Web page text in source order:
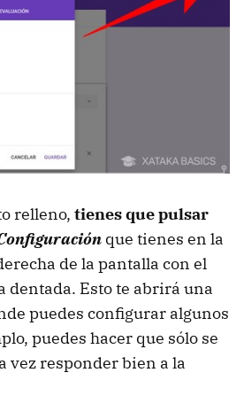
relleno, tienes que pulsar
que tienes en la
de la pantalla con el
dentada. Esto te abrirá una
puedes configurar algunos
puedes hacer que sólo se
vez responder bien a la